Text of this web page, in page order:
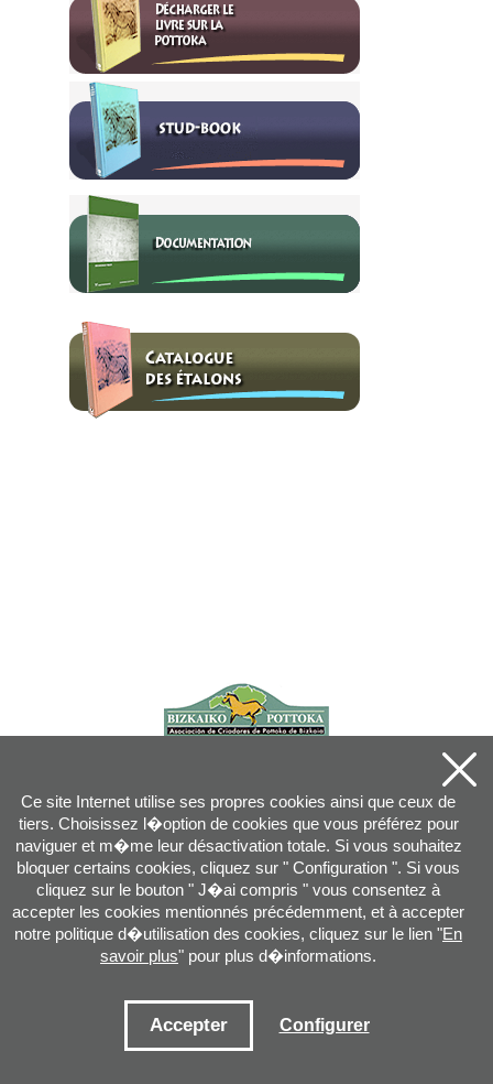
info@pottoka.info
Conditions d'Utilisation-Politique de Privacité-Politique des Cookies
Ce site Internet utilise ses propres cookies ainsi que ceux de
tiers. Choisissez l�option de cookies que vous préférez pour
naviguer et m�me leur désactivation totale. Si vous souhaitez
bloquer certains cookies, cliquez sur " Configuration ". Si vous
cliquez sur le bouton " J�ai compris " vous consentez à
accepter les cookies mentionnés précédemment, et à accepter
notre politique d�utilisation des cookies, cliquez sur le lien "En
savoir plus" pour plus d�informations.
Accepter Configurer